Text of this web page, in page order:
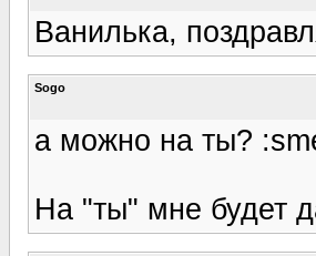
Ванилька,
Sogo
а можно на ты?
На "ты" мне будет